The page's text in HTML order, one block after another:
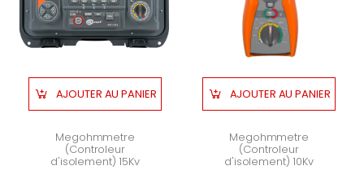
AJOUTER AU PANIER
Megohmmetre
(Controleur
d'isolement) 15Kv
AJOUTER AU PANIER
Megohmmetre
(Controleur
d'isolement) 10Kv